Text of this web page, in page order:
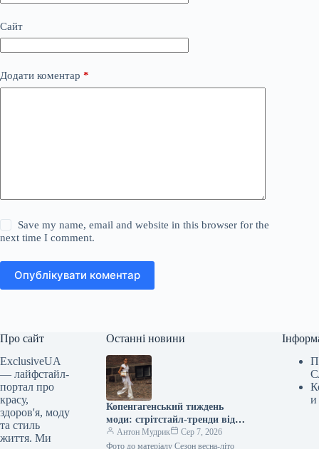
Сайт
Додати коментар *
Save my name, email and website in this browser for the
next time I comment.
Опублікувати коментар
Про сайт
ExclusiveUA
— лайфстайл-
портал про
красу,
здоров'я, моду
та стиль
життя. Ми
Останні новини
Копенгагенський тиждень
моди: стрітстайл-тренди від
найстильніших гостей
Антон Мудрик
Сер 7, 2026
Фото до матеріалу Сезон весна-літо
и